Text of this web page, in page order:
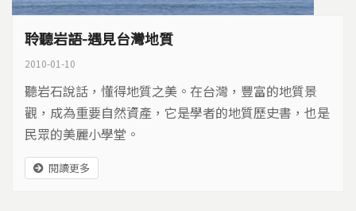
聆聽岩語-遇見台灣地質
2010-01-10
聽岩石說話，懂得地質之美。在台灣，豐富的地質景
觀，成為重要自然資產，它是學者的地質歷史書，也是
民眾的美麗小學堂。
閱讀更多